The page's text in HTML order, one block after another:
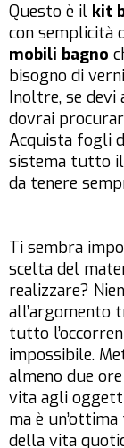
Questo è il kit
con semplicità
mobili bagno
bisogno di
Inoltre, se
dovrai
Acquista fogli
sistema tutto
da tenere
Ti sembra
scelta del
realizzare?
all’argomento
tutto
impossibile.
almeno due
vita agli
ma è
della vita